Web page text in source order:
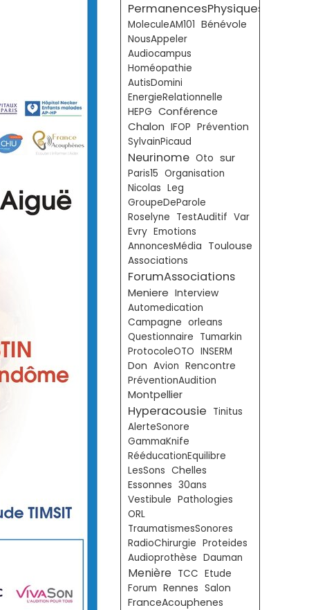
PermanencesPhysiques
MoleculeAM101 Bénévole
NousAppeler
Audiocampus
Homéopathie
AutisDomini
EnergieRelationnelle
HEPG Conférence
Chalon IFOP Prévention
SylvainPicaud
Neurinome Oto sur
Paris15 Organisation
Nicolas Leg
GroupeDeParole
Roselyne TestAuditif Var
Evry Emotions
AnnoncesMédia Toulouse
Associations
ForumAssociations
Meniere Interview
Automedication
Campagne orleans
Questionnaire Tumarkin
ProtocoleOTO INSERM
Don Avion Rencontre
PréventionAudition
Montpellier
Hyperacousie Tinitus
AlerteSonore
GammaKnife
RééducationEquilibre
LesSons Chelles
Essonnes 30ans
Vestibule Pathologies
ORL
TraumatismesSonores
RadioChirurgie Proteides
Audioprothèse Dauman
Menière TCC Etude
Forum Rennes Salon
FranceAcouphenes